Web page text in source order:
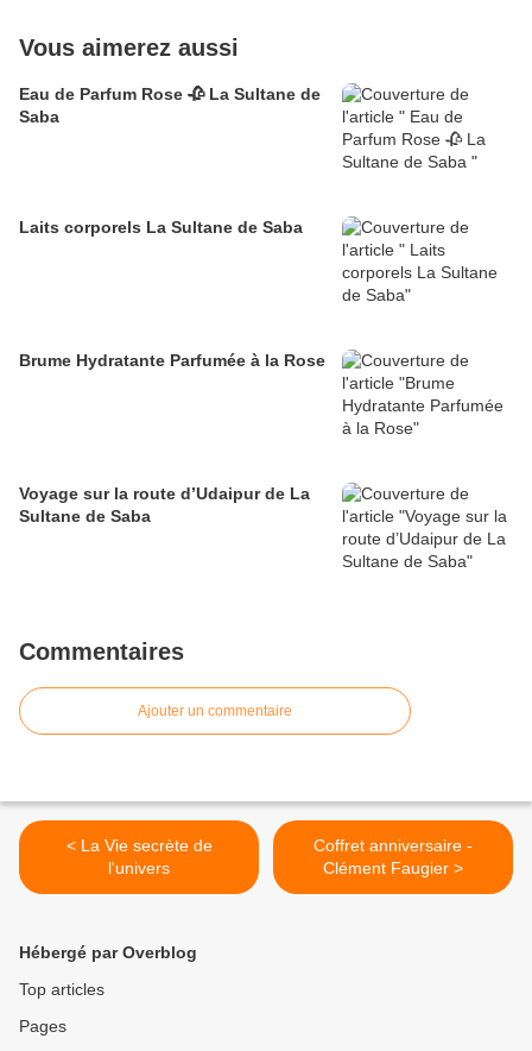
Vous aimerez aussi
Eau de Parfum Rose 🥀 La Sultane de
Saba
Laits corporels La Sultane de Saba
Brume Hydratante Parfumée à la Rose
Voyage sur la route d’Udaipur de La
Sultane de Saba
Commentaires
Ajouter un commentaire
< La Vie secrète de
l'univers
Coffret anniversaire -
Clément Faugier >
Hébergé par Overblog
Top articles
Pages